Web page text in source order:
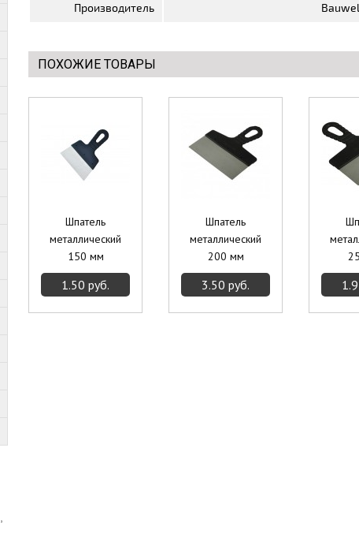
Производитель
ПОХОЖИЕ ТОВАРЫ
Шпатель
металлический
150 мм
1.50 руб.
Шпатель
металлический
200 мм
3.50 руб.